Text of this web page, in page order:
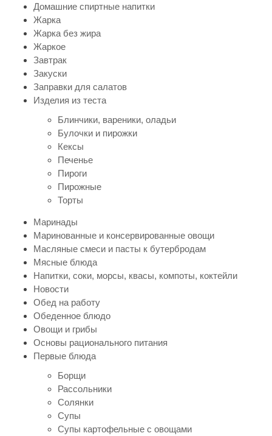
Домашние спиртные напитки
Жарка
Жарка без жира
Жаркое
Завтрак
Закуски
Заправки для салатов
Изделия из теста
Блинчики, вареники, оладьи
Булочки и пирожки
Кексы
Печенье
Пироги
Пирожные
Торты
Маринады
Маринованные и консервированные овощи
Масляные смеси и пасты к бутербродам
Мясные блюда
Напитки, соки, морсы, квасы, компоты, коктейли
Новости
Обед на работу
Обеденное блюдо
Овощи и грибы
Основы рационального питания
Первые блюда
Борщи
Рассольники
Солянки
Супы
Супы картофельные с овощами